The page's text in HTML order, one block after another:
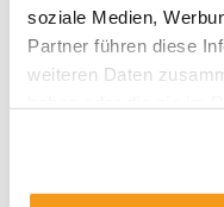
soziale Medien,
Partner führen diese
weiteren Daten
Wer gewinnt? Vier
KI im aktiven